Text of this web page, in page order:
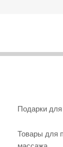
Подарки
Товары для